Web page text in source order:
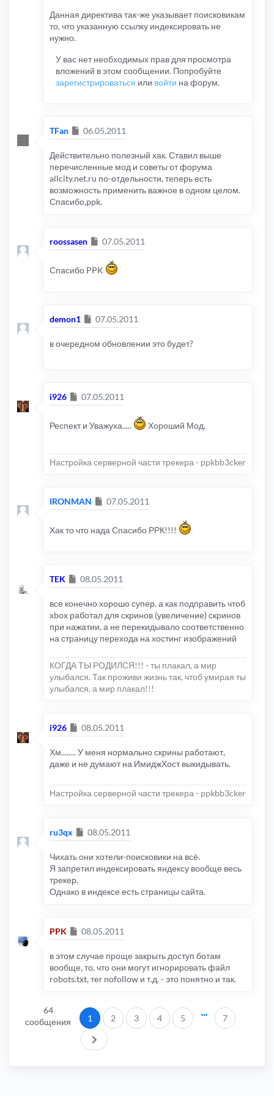
Данная директива так-же указывает поисковикам
то, что указанную ссылку индексировать не
нужно.
У вас нет необходимых прав для просмотра
вложений в этом сообщении. Попробуйте
зарегистрироваться или войти на форум.
TFan Сообщение
06.05.2011
Действительно полезный хак. Ставил выше
перечисленные мод и советы от форума
allcity.net.ru по-отдельности, теперь есть
возможность применить важное в одном целом.
Спасибо,ppk.
roossasen Сообщение
07.05.2011
Спасибо PPK
demon1 Сообщение
07.05.2011
в очередном обновлении это будет?
i926 Сообщение
07.05.2011
Респект и Уважуха..... Хороший Мод.
Настройка серверной части трекера - ppkbb3cker
IRONMAN Сообщение
07.05.2011
Хак то что нада Спасибо РРК!!!!
TEK Сообщение
08.05.2011
все конечно хорошо супер. а как подправить чтоб
xbox работал для скринов (увеличение) скринов
при нажатии, а не перекидывало соответственно
на страницу перехода на хостинг изображений
КОГДА ТЫ РОДИЛСЯ!!! - ты плакал, а мир
улыбался. Так проживи жизнь так, чтоб умирая ты
улыбался, а мир плакал!!!
i926 Сообщение
08.05.2011
Хм........ У меня нормально скрины работают,
даже и не думают на ИмиджХост выкидывать.
Настройка серверной части трекера - ppkbb3cker
ru3qx Сообщение
08.05.2011
Чихать они хотели-поисковики на всё.
Я запретил индексировать яндексу вообще весь
трекер.
Однако в индексе есть страницы сайта.
PPK Сообщение
08.05.2011
в этом случае проще закрыть доступ ботам
вообще, то, что они могут игнорировать файл
robots.txt, тег nofollow и т.д. - это понятно и так.
64
сообщения
1 2 3 4 5
7
След.